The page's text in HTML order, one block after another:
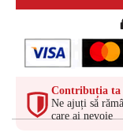
Contribuția ta
Ne ajuți să
care ai nevoie